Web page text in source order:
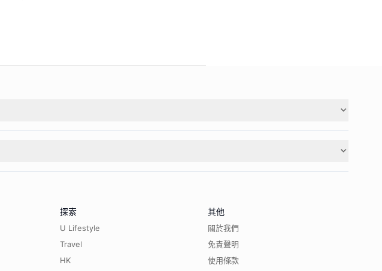
探索
U Lifestyle
Travel
HK
其他
關於我們
免責聲明
使用條款